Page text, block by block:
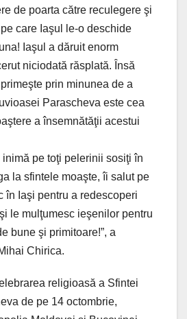
de poarta către reculegere şi
care Iaşul le-o deschide
Iaşul a dăruit enorm
niciodată răsplată. Însă
prin minunea de a
Parascheva este cea
a însemnătăţii acestui
pe toţi pelerinii sosiţi în
la sfintele moaşte, îi salut pe
în Iaşi pentru a redescoperi
le mulţumesc ieşenilor pentru
bune şi primitoare!”, a
Chirica.
religioasă a Sfintei
de pe 14 octombrie,